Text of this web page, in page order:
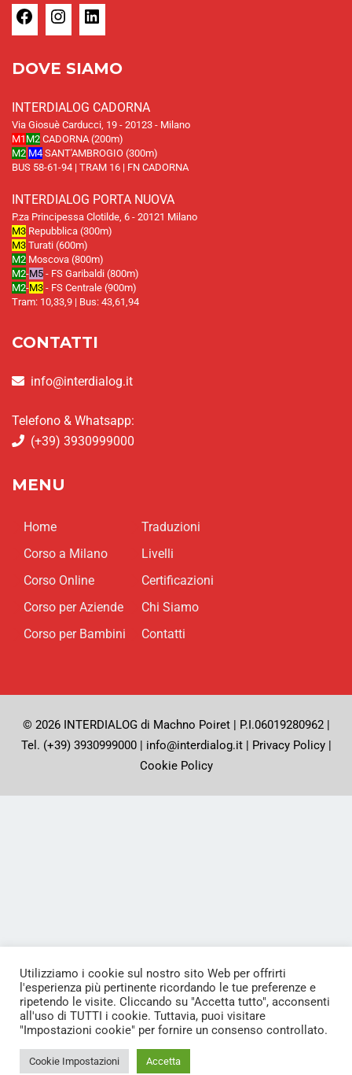
DOVE SIAMO
INTERDIALOG CADORNA
Via Giosuè Carducci, 19 - 20123 - Milano
M1 M2 CADORNA (200m)
M2 M4 SANT'AMBROGIO (300m)
BUS 58-61-94 | TRAM 16 | FN CADORNA
INTERDIALOG PORTA NUOVA
P.za Principessa Clotilde, 6 - 20121 Milano
M3 Repubblica (300m)
M3 Turati (600m)
M2 Moscova (800m)
M2-M5 - FS Garibaldi (800m)
M2-M3 - FS Centrale (900m)
Tram: 10,33,9 | Bus: 43,61,94
CONTATTI
info@interdialog.it
Telefono & Whatsapp:
(+39) 3930999000
MENU
Home
Corso a Milano
Corso Online
Corso per Aziende
Corso per Bambini
Traduzioni
Livelli
Certificazioni
Chi Siamo
Contatti
© 2026 INTERDIALOG di Machno Poiret | P.I.06019280962 |
Tel. (+39) 3930999000 | info@interdialog.it |
Privacy Policy|
Cookie Policy
Utilizziamo i cookie sul nostro sito Web per offrirti
l'esperienza più pertinente ricordando le tue preferenze e
ripetendo le visite. Cliccando su "Accetta tutto", acconsenti
all'uso di TUTTI i cookie. Tuttavia, puoi visitare
"Impostazioni cookie" per fornire un consenso controllato.
Cookie Impostazioni Accetta